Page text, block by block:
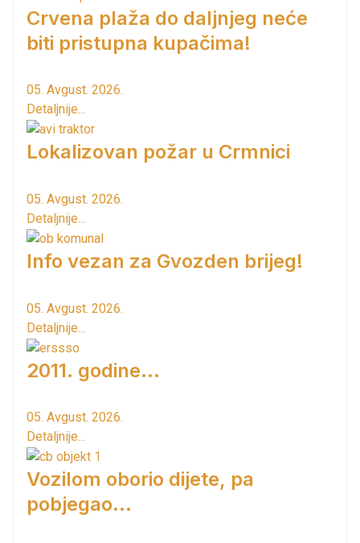
Crvena plaža do daljnjeg neće
biti pristupna kupačima!
05. Avgust. 2026.
Detaljnije...
Lokalizovan požar u Crmnici
05. Avgust. 2026.
Detaljnije...
Info vezan za Gvozden brijeg!
05. Avgust. 2026.
Detaljnije...
2011. godine...
05. Avgust. 2026.
Detaljnije...
Vozilom oborio dijete, pa
pobjegao...